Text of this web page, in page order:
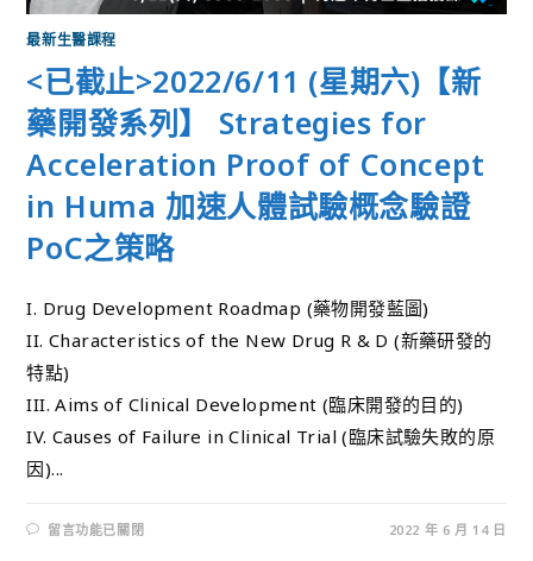
最新生醫課程
<已截止>2022/6/11 (星期六)【新
藥開發系列】 Strategies for
Acceleration Proof of Concept
in Huma 加速人體試驗概念驗證
PoC之策略
I. Drug Development Roadmap (藥物開發藍圖)
II. Characteristics of the New Drug R & D (新藥研發的
特點)
III. Aims of Clinical Development (臨床開發的目的)
IV. Causes of Failure in Clinical Trial (臨床試驗失敗的原
因)...
留言功能已關閉 2022 年 6 月 14 日